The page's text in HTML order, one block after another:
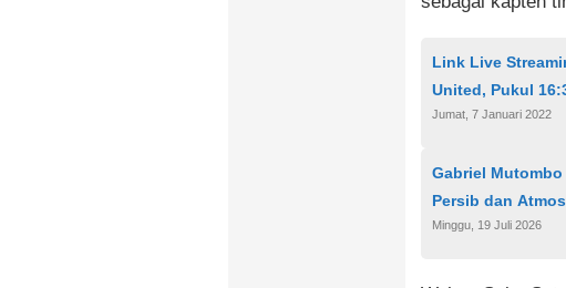
Link Live
United, Pukul
Jumat, 7 Januari 2022
Gabriel
Persib dan
Minggu, 19 Juli 2026